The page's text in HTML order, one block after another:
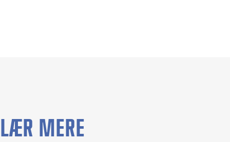
LÆR MERE